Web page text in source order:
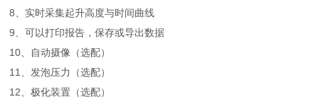
8、实时采集起升高度与时间曲线
9、可以打印报告，保存或导出数据
10、自动摄像（选配）
11、发泡压力（选配）
12、极化装置（选配）